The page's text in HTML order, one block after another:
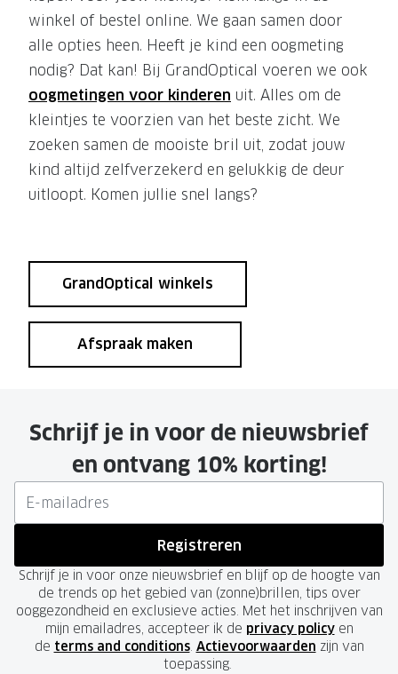
winkel of bestel online. We gaan samen door
alle opties heen. Heeft je kind een oogmeting
nodig? Dat kan! Bij GrandOptical voeren we ook
oogmetingen voor kinderen uit. Alles om de
kleintjes te voorzien van het beste zicht. We
zoeken samen de mooiste bril uit, zodat jouw
kind altijd zelfverzekerd en gelukkig de deur
uitloopt. Komen jullie snel langs?
GrandOptical winkels
Afspraak maken
Schrijf je in voor de nieuwsbrief
en ontvang 10% korting!
Registreren
Schrijf je in voor onze nieuwsbrief en blijf op de hoogte van
de trends op het gebied van (zonne)brillen, tips over
ooggezondheid en exclusieve acties. Met het inschrijven van
mijn emailadres, accepteer ik de privacy policyen
de terms and conditions. Actievoorwaarden zijn van
toepassing.